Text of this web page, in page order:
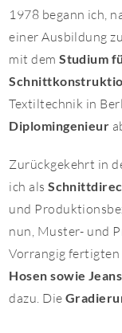
1978 begann ich,
einer Ausbildung
mit demStudium
Textiltechnik in
Diplomingenieur
Zurückgekehrt in
ich als
und
nun, Muster- und
Vorrangig
Hosen sowie
dazu. Die